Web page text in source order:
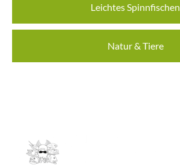
Leichtes Spinnfischen
Natur & Tiere